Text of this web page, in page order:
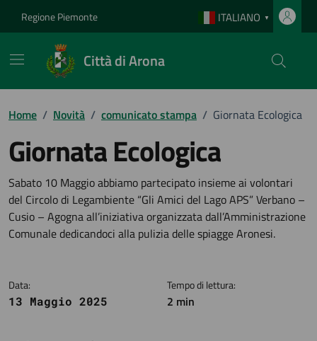
Regione Piemonte ITALIANO ▼
Città di Arona
Home / Novità / comunicato stampa / Giornata Ecologica
Giornata Ecologica
Dettagli della notizia
Sabato 10 Maggio abbiamo partecipato insieme ai volontari
del Circolo di Legambiente “Gli Amici del Lago APS” Verbano –
Cusio – Agogna all’iniziativa organizzata dall’Amministrazione
Comunale dedicandoci alla pulizia delle spiagge Aronesi.
Data:
13 Maggio 2025
Tempo di lettura:
2 min